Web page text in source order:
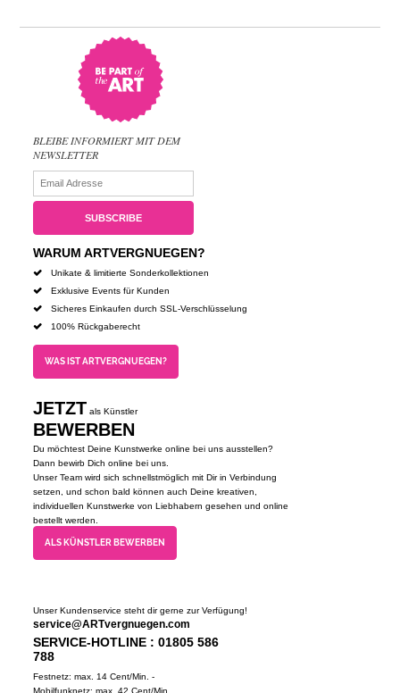
BLEIBE INFORMIERT MIT DEM
NEWSLETTER
WARUM ARTVERGNUEGEN?
Unikate & limitierte Sonderkollektionen
Exklusive Events für Kunden
Sicheres Einkaufen durch SSL-Verschlüsselung
100% Rückgaberecht
WAS IST ARTVERGNUEGEN?
JETZT als Künstler
BEWERBEN
Du möchtest Deine Kunstwerke online bei uns ausstellen?
Dann bewirb Dich online bei uns.
Unser Team wird sich schnellstmöglich mit Dir in Verbindung
setzen, und schon bald können auch Deine kreativen,
individuellen Kunstwerke von Liebhabern gesehen und online
bestellt werden.
ALS KÜNSTLER BEWERBEN
Unser Kundenservice steht dir gerne zur Verfügung!
service@ARTvergnuegen.com
SERVICE-HOTLINE : 01805 586
788
Festnetz: max. 14 Cent/Min. -
Mobilfunknetz: max. 42 Cent/Min.